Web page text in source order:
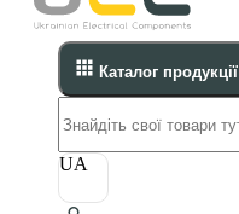
Каталог продукції
UA